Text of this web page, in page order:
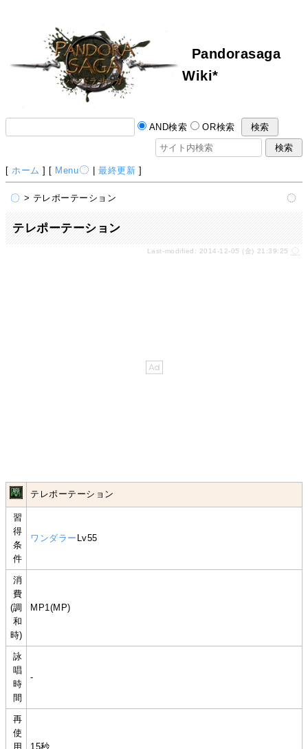
Pandorasaga
Wiki*
AND検索 OR検索
[ ホーム ] [ Menu |最終更新 ]
> テレポーテーション
テレポーテーション
Last-modified: 2014-12-05 (金) 21:39:25
テレポーテーション
習
得
条
件
ワンダラー Lv55
消
費
(調
和
時)
MP1(MP)
詠
唱
時
間
-
再
使
用
15秒